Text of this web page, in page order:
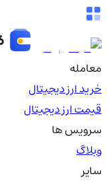
معامله
خرید ارز دیجیتال
قیمت ارز دیجیتال
سرویس ها
وبلاگ
سایر